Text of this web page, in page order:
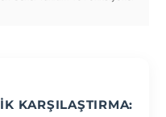
KARŞILAŞTIRMA: